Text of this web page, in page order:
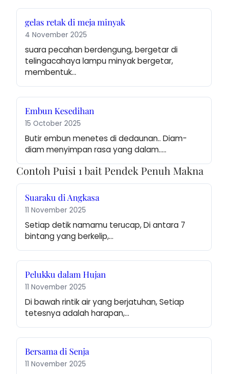
gelas retak di meja minyak
4 November 2025
suara pecahan berdengung, bergetar di
telingacahaya lampu minyak bergetar,
membentuk…
Embun Kesedihan
15 October 2025
Butir embun menetes di dedaunan.. Diam-
diam menyimpan rasa yang dalam..…
Contoh Puisi 1 bait Pendek Penuh Makna
Suaraku di Angkasa
11 November 2025
Setiap detik namamu terucap, Di antara 7
bintang yang berkelip,…
Pelukku dalam Hujan
11 November 2025
Di bawah rintik air yang berjatuhan, Setiap
tetesnya adalah harapan,…
Bersama di Senja
11 November 2025